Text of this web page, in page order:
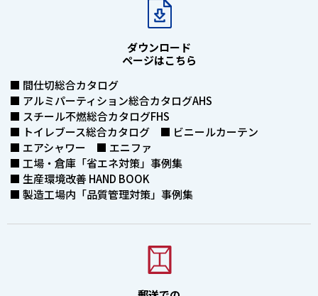
ダウンロード
ページはこちら
■ 間仕切総合カタログ
■ アルミパーティション総合カタログAHS
■ スチール不燃総合カタログFHS
■ トイレブース総合カタログ ■ ビニールカーテン
■ エアシャワー ■ エニファ
■ 工場・倉庫「省エネ対策」事例集
■ 生産環境改善 HAND BOOK
■ 製造工場内「品質管理対策」事例集